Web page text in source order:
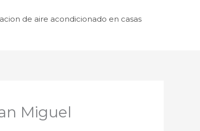
de aire acondicionado en casas
Miguel